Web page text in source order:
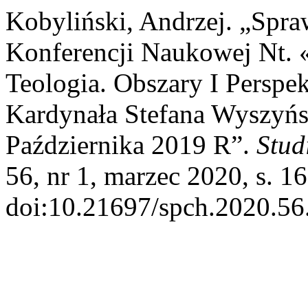
Kobyliński, Andrzej.
Konferencji Naukowej Nt.
Teologia. Obszary I
Kardynała Stefana
Października 2019 R”.
56, nr 1, marzec 2020, s.
doi:10.21697/